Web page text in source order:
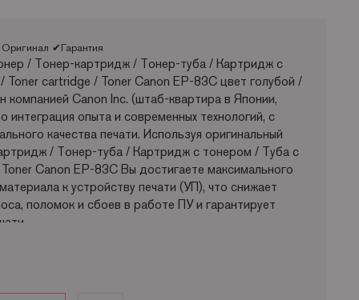
✔Гарантия
/ Тонер-картридж / Тонер-туба / Картридж с
cartridge / Toner Canon EP-83C цвет голубой /
компанией Canon Inc. (штаб-квартира в Японии,
опыта и современных технологий, с
качества печати. Используя оригинальный
/ Тонер-туба / Картридж с тонером / Туба с
Canon EP-83C Вы достигаете максимального
к устройству печати (УП), что снижает
поломок и сбоев в работе ПУ и гарантирует
голубой / синий / cyan / C Тонер / Тонер-
с тонером / Туба с тонером / Toner cartridge
для таких лазерных устройств как: Canon LBP
C LBP-400 Canon C LBP-400PS Canon C LBP-460